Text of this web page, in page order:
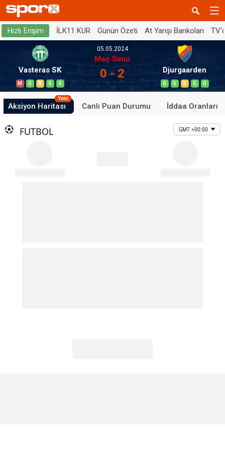
Hızlı Erişim İLK11 KUR Günün Özeti At Yarışı Bankoları
Vasteras SK
M G B G G
05.05.2024
Maç Sonu
0 - 2 Djurgaarden
G G B G G
Aksiyon Haritası
Yeni
Canlı Puan Durumu İddaa Oranları
FUTBOL GMT +00:00